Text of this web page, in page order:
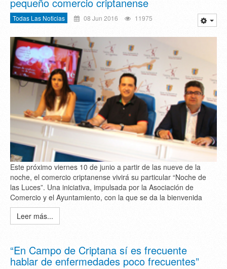
Todas Las Noticias 08 Jun 2016 11975
Este próximo viernes 10 de junio a partir de las nueve de la
noche, el comercio criptanense vivirá su particular “Noche de
las Luces”. Una iniciativa, impulsada por la Asociación de
Comercio y el Ayuntamiento, con la que se da la bienvenida
Leer más...
“En Campo de Criptana sí es frecuente
hablar de enfermedades poco frecuentes”